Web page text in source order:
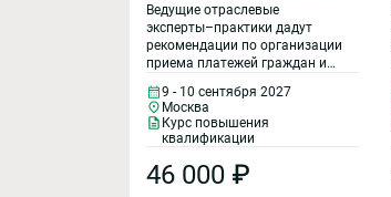
платежей за
коммунальные
услуги и ресурсы в
2027 году
Ведущие отраслевые
эксперты–практики дадут
рекомендации по организации
приема платежей граждан и
между РСО, УО и РКЦ. Особое
внимание будет уделено
расчетам между РСО и УО при
применения повышающих
коэффициентов в 2027 году,
9 - 10 сентября 2027
Москва
Курс повышения
квалификации
46 000 ₽